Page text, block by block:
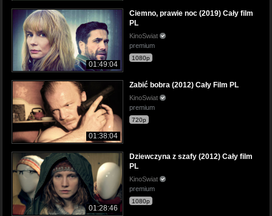
01:49:04
Ciemno, prawie noc (2019) Cały film
PL
KinoSwiat
premium
1080p
01:38:04
Zabić bobra (2012) Cały Film PL
KinoSwiat
premium
720p
01:28:46
Dziewczyna z szafy (2012) Cały film
PL
KinoSwiat
premium
1080p